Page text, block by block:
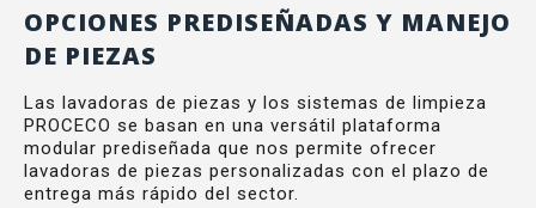
OPCIONES PREDISEÑADAS Y MANEJO
DE PIEZAS
Las lavadoras de piezas y los sistemas de limpieza
PROCECO se basan en una versátil plataforma
modular prediseñada que nos permite ofrecer
lavadoras de piezas personalizadas con el plazo de
entrega más rápido del sector.